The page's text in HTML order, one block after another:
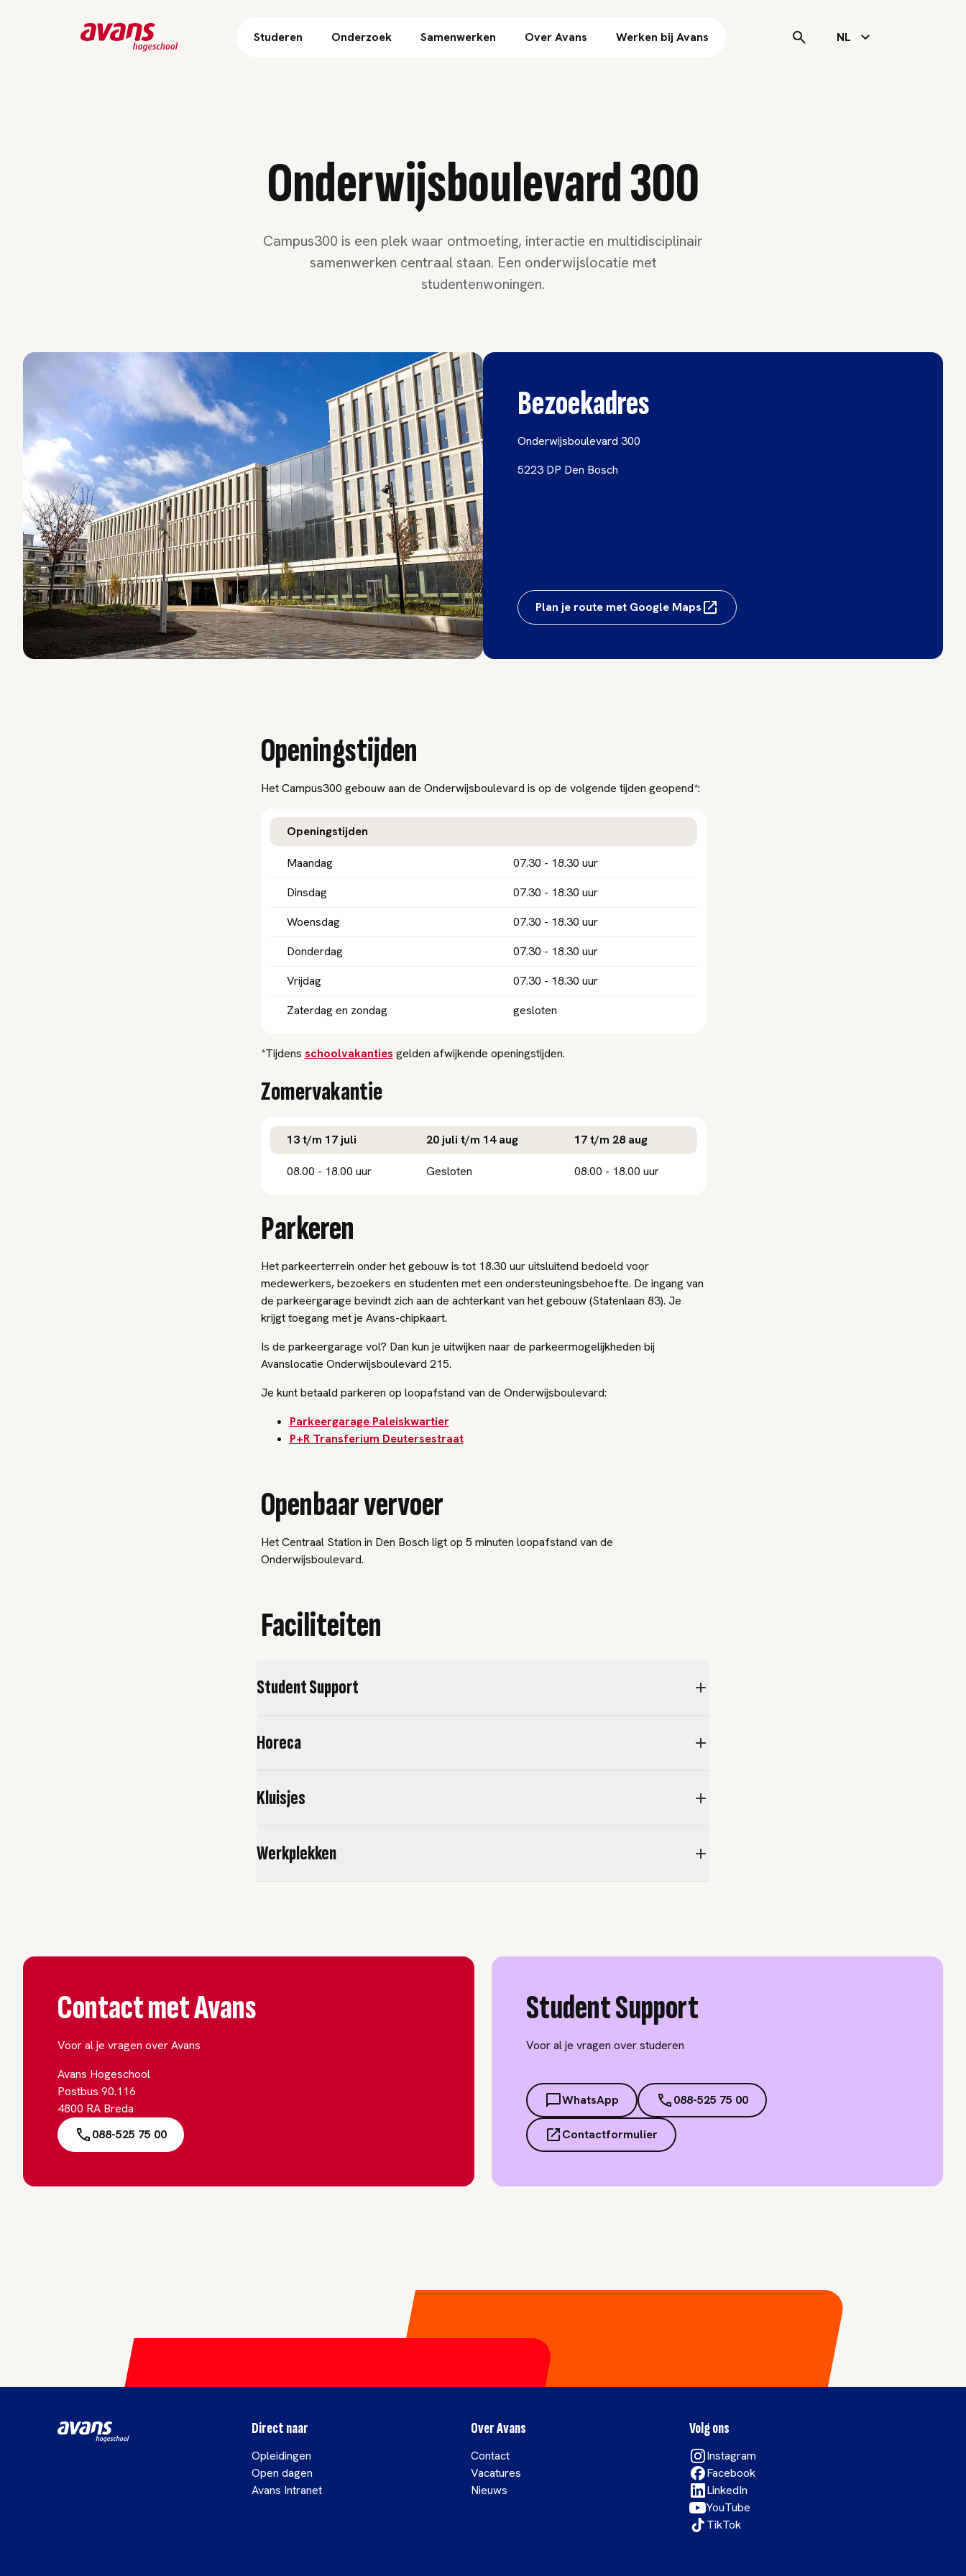
Direct naar inhoud
Studeren Onderzoek Samenwerken Over Avans Werken bij Avans NL
Onderwijsboulevard 300
Campus300 is een plek waar ontmoeting, interactie en multidisciplinair
samenwerken centraal staan. Een onderwijslocatie met
studentenwoningen.
Bezoekadres
Onderwijsboulevard 300
5223 DP Den Bosch
Plan je route met Google Maps
Openingstijden
Het Campus300 gebouw aan de Onderwijsboulevard is op de volgende tijden geopend*:
Openingstijden
Maandag
07.30 - 18.30 uur
Dinsdag
07.30 - 18.30 uur
Woensdag
07.30 - 18.30 uur
Donderdag
07.30 - 18.30 uur
Vrijdag
07.30 - 18.30 uur
Zaterdag en zondag
gesloten
*Tijdens schoolvakanties gelden afwijkende openingstijden.
Zomervakantie
13 t/m 17 juli 20 juli t/m 14 aug 17 t/m 28 aug
08.00 - 18.00 uur Gesloten 08.00 - 18.00 uur
Parkeren
Het parkeerterrein onder het gebouw is tot 18.30 uur uitsluitend bedoeld voor
medewerkers, bezoekers en studenten met een ondersteuningsbehoefte. De ingang van
de parkeergarage bevindt zich aan de achterkant van het gebouw (Statenlaan 83). Je
krijgt toegang met je Avans-chipkaart.
Is de parkeergarage vol? Dan kun je uitwijken naar de parkeermogelijkheden bij
Avanslocatie Onderwijsboulevard 215.
Je kunt betaald parkeren op loopafstand van de Onderwijsboulevard:
Parkeergarage Paleiskwartier
P+R Transferium Deutersestraat
Openbaar vervoer
Het Centraal Station in Den Bosch ligt op 5 minuten loopafstand van de
Onderwijsboulevard.
Faciliteiten
Student Support
Horeca
Kluisjes
Werkplekken
Contact met Avans
Voor al je vragen over Avans
Avans Hogeschool
Postbus 90.116
4800 RA Breda
088-525 75 00
Student Support
Voor al je vragen over studeren
WhatsApp 088-525 75 00
Contactformulier
Direct naar
Opleidingen
Open dagen
Avans Intranet
Over Avans
Contact
Vacatures
Nieuws
Volg ons
Instagram
Facebook
LinkedIn
YouTube
TikTok